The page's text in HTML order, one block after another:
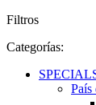
Filtros
Categorías:
País